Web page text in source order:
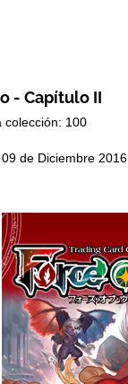
- Capítulo II
colección: 100
de Diciembre 2016